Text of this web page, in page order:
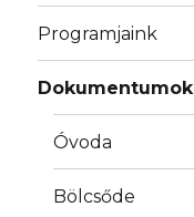
Programjaink
Dokumentumok
Óvoda
Bölcsőde